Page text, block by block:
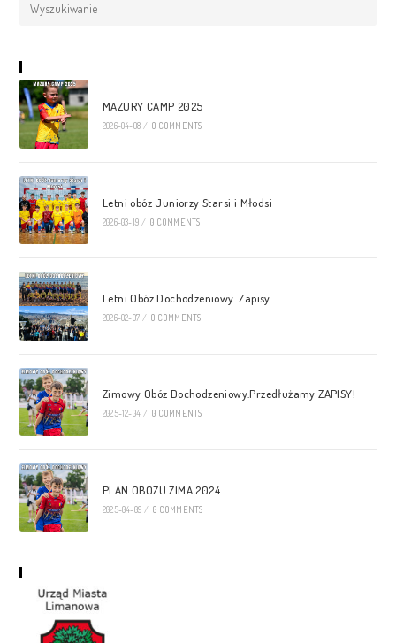
MAZURY CAMP 2025
2026-04-08 / 0 COMMENTS
Letni obóz Juniorzy Starsi i Młodsi
2026-03-19 / 0 COMMENTS
Letni Obóz Dochodzeniowy. Zapisy
2026-02-07 / 0 COMMENTS
Zimowy Obóz Dochodzeniowy.Przedłużamy ZAPISY!
2025-12-04 / 0 COMMENTS
PLAN OBOZU ZIMA 2024
2025-04-09 / 0 COMMENTS